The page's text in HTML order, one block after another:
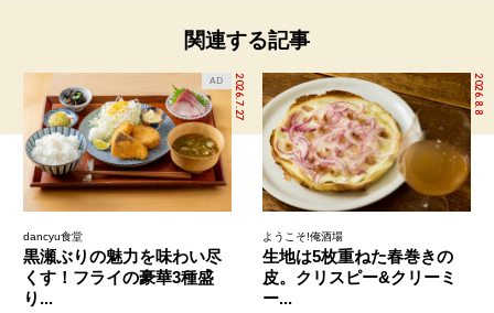
関連する記事
2026.7.27
AD
dancyu食堂
黒瀬ぶりの魅力を味わい尽
くす！フライの豪華3種盛
り...
2026.8.8
ようこそ!俺酒場
生地は5枚重ねた春巻きの
皮。クリスピー&クリーミ
ー...